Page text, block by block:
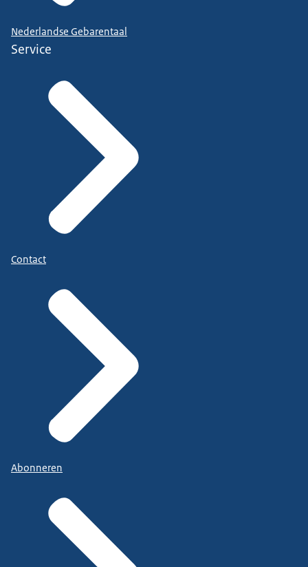
Nederlandse Gebarentaal
Service
Contact
Abonneren